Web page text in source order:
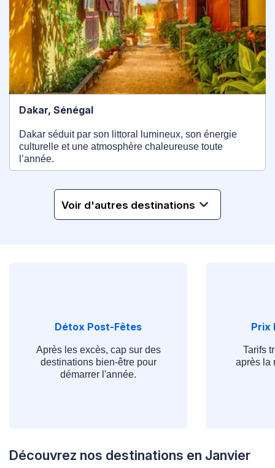
Dakar, Sénégal
Dakar séduit par son littoral lumineux, son énergie
culturelle et une atmosphère chaleureuse toute
l’année.
Voir d'autres destinations
Détox Post-Fêtes
Après les excès, cap sur des
destinations bien-être pour
démarrer l'année.
Prix
Tarifs
après la
Découvrez nos destinations en Janvier